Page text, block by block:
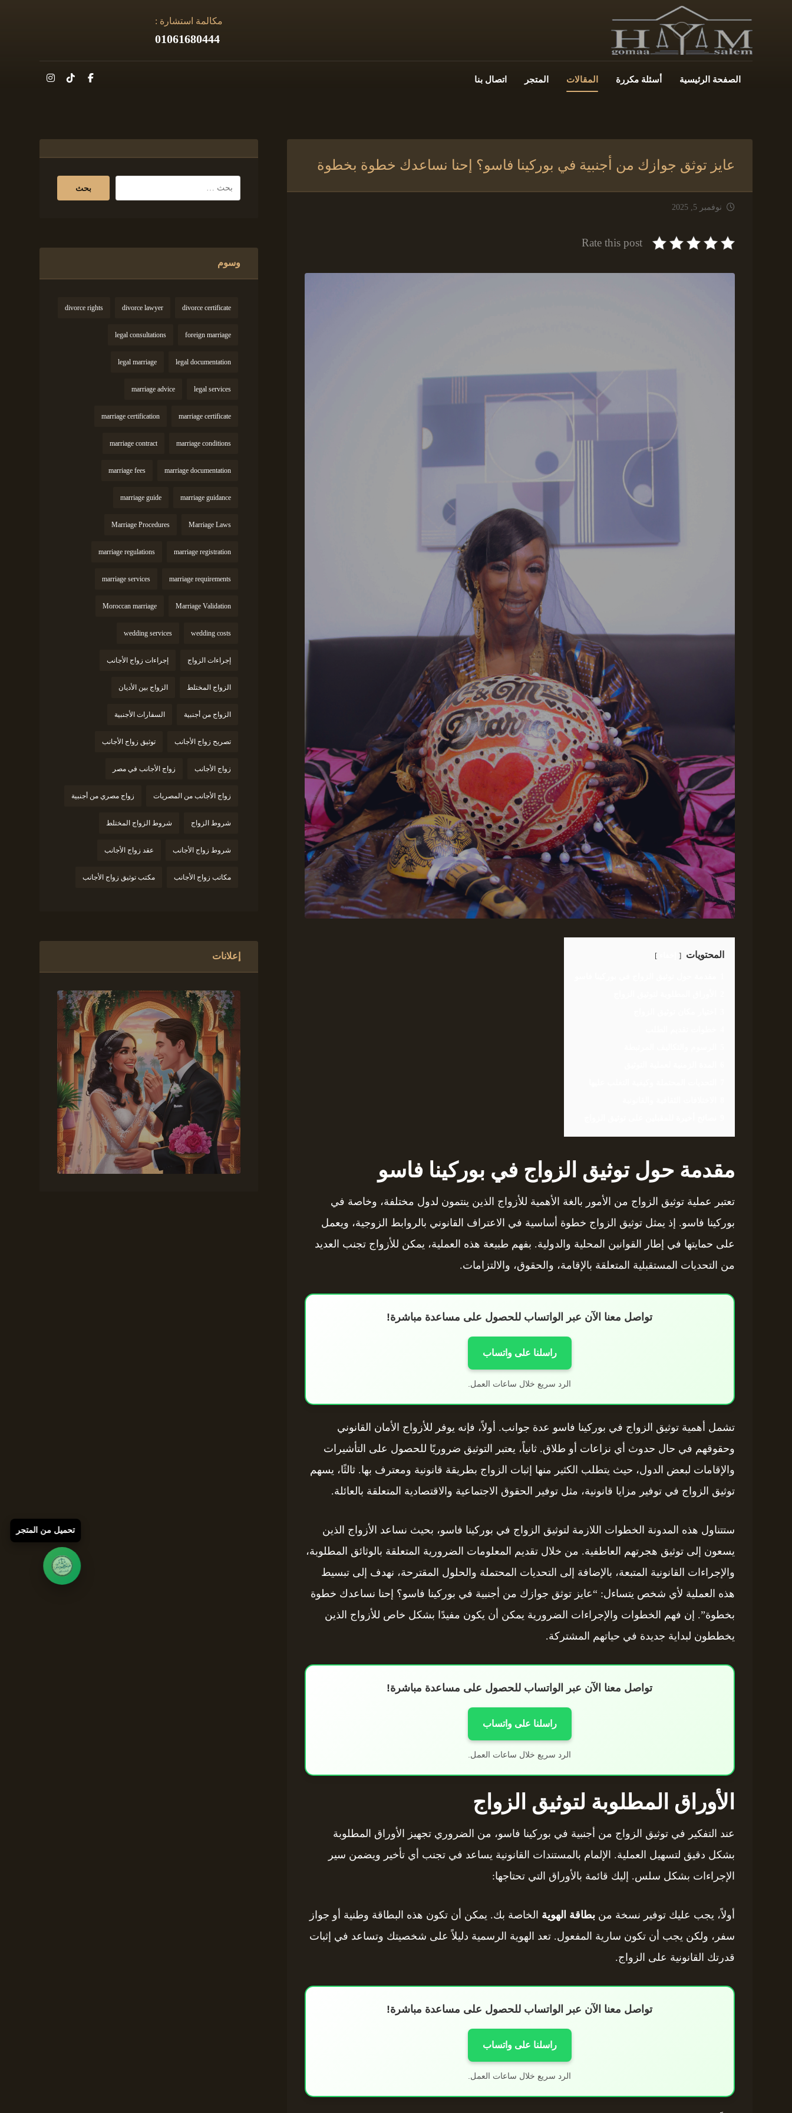
مكالمة استشارة :
01061680444
الصفحة الرئيسية أسئلة مكررة المقالات المتجر اتصال بنا
عايز توثق جوازك من أجنبية في بوركينا فاسو؟ إحنا نساعدك خطوة بخطوة
نوفمبر 5, 2025
Rate this post
المحتويات
مقدمة حول توثيق الزواج في بوركينا فاسو
تعتبر عملية توثيق الزواج من الأمور بالغة الأهمية للأزواج الذين ينتمون لدول مختلفة، وخاصة في
بوركينا فاسو. إذ يمثل توثيق الزواج خطوة أساسية في الاعتراف القانوني بالروابط الزوجية، ويعمل
على حمايتها في إطار القوانين المحلية والدولية. بفهم طبيعة هذه العملية، يمكن للأزواج تجنب العديد
من التحديات المستقبلية المتعلقة بالإقامة، والحقوق، والالتزامات.
تواصل معنا الآن عبر الواتساب للحصول على مساعدة مباشرة!
راسلنا على واتساب
الرد سريع خلال ساعات العمل.
تشمل أهمية توثيق الزواج في بوركينا فاسو عدة جوانب. أولاً، فإنه يوفر للأزواج الأمان القانوني
وحقوقهم في حال حدوث أي نزاعات أو طلاق. ثانياً، يعتبر التوثيق ضروريًا للحصول على التأشيرات
والإقامات لبعض الدول، حيث يتطلب الكثير منها إثبات الزواج بطريقة قانونية ومعترف بها. ثالثًا، يسهم
توثيق الزواج في توفير مزايا قانونية، مثل توفير الحقوق الاجتماعية والاقتصادية المتعلقة بالعائلة.
ستتناول هذه المدونة الخطوات اللازمة لتوثيق الزواج في بوركينا فاسو، بحيث نساعد الأزواج الذين
يسعون إلى توثيق هجرتهم العاطفية. من خلال تقديم المعلومات الضرورية المتعلقة بالوثائق المطلوبة،
والإجراءات القانونية المتبعة، بالإضافة إلى التحديات المحتملة والحلول المقترحة، نهدف إلى تبسيط
هذه العملية لأي شخص يتساءل: “عايز توثق جوازك من أجنبية في بوركينا فاسو؟ إحنا نساعدك خطوة
بخطوة”. إن فهم الخطوات والإجراءات الضرورية يمكن أن يكون مفيدًا بشكل خاص للأزواج الذين
يخططون لبداية جديدة في حياتهم المشتركة.
تواصل معنا الآن عبر الواتساب للحصول على مساعدة مباشرة!
راسلنا على واتساب
الرد سريع خلال ساعات العمل.
الأوراق المطلوبة لتوثيق الزواج
عند التفكير في توثيق الزواج من أجنبية في بوركينا فاسو، من الضروري تجهيز الأوراق المطلوبة
بشكل دقيق لتسهيل العملية. الإلمام بالمستندات القانونية يساعد في تجنب أي تأخير ويضمن سير
الإجراءات بشكل سلس. إليك قائمة بالأوراق التي تحتاجها:
أولاً، يجب عليك توفير نسخة منبطاقة الهوية الخاصة بك. يمكن أن تكون هذه البطاقة وطنية أو جواز
سفر، ولكن يجب أن تكون سارية المفعول. تعد الهوية الرسمية دليلاً على شخصيتك وتساعد في إثبات
قدرتك القانونية على الزواج.
تواصل معنا الآن عبر الواتساب للحصول على مساعدة مباشرة!
راسلنا على واتساب
الرد سريع خلال ساعات العمل.
وسوم
divorce certificate
divorce lawyer
divorce rights
foreign marriage
legal consultations
legal documentation
legal marriage
legal services
marriage advice
marriage certificate
marriage certification
marriage conditions
marriage contract
marriage documentation
marriage fees
marriage guidance
marriage guide
Marriage Laws
Marriage Procedures
marriage registration
marriage regulations
marriage requirements
marriage services
Marriage Validation
Moroccan marriage
wedding costs
wedding services
إجراءات الزواج إجراءات زواج الأجانب
الزواج المختلط الزواج بين الأديان
الزواج من أجنبية السفارات الأجنبية
تصريح زواج الأجانب توثيق زواج الأجانب
زواج الأجانب زواج الأجانب في مصر
زواج الأجانب من المصريات زواج مصري من أجنبية
شروط الزواج شروط الزواج المختلط
شروط زواج الأجانب عقد زواج الأجانب
مكاتب زواج الأجانب مكتب توثيق زواج الأجانب
إعلانات
تحميل من المتجر